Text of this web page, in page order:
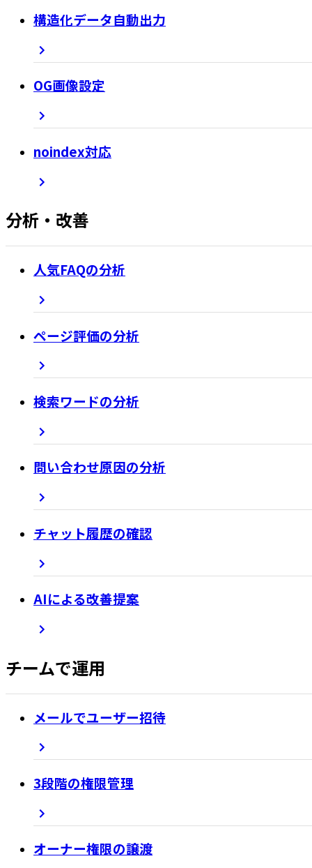
構造化データ自動出力
OG画像設定
noindex対応
分析・改善
人気FAQの分析
ページ評価の分析
検索ワードの分析
問い合わせ原因の分析
チャット履歴の確認
AIによる改善提案
チームで運用
メールでユーザー招待
3段階の権限管理
オーナー権限の譲渡